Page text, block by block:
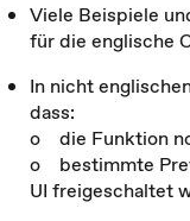
Viele Beispiele
für die englische
In nicht
dass:
o die Funktion
o bestimmte
UI freigeschaltet